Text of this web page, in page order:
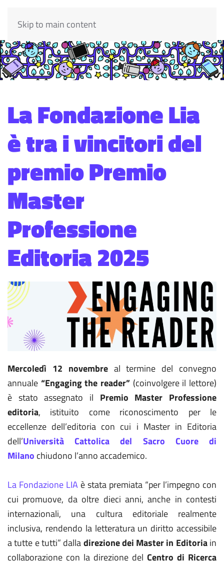
Skip to main content
La Fondazione Lia
è tra i vincitori del
premio Premio
Master
Professione
Editoria 2025
Mercoledì 12 novembreal termine del convegno
annuale “Engaging the reader” (coinvolgere il lettore)
è stato assegnato il Premio Master Professione
editoria, istituito come riconoscimento per le
eccellenze dell’editoria con cui i Master in Editoria
dell’Università Cattolica del Sacro Cuore di
Milano chiudono l’anno accademico.
La Fondazione LIA è stata premiata “per l’impegno con
cui promuove, da oltre dieci anni, anche in contesti
internazionali, una cultura editoriale realmente
inclusiva, rendendo la letteratura un diritto accessibile
a tutte e tutti” dalladirezione dei Master in Editoriain
collaborazione con la direzione del Centro di Ricerca